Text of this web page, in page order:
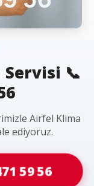
📞
Airfel Klima
ediyoruz.
59 56